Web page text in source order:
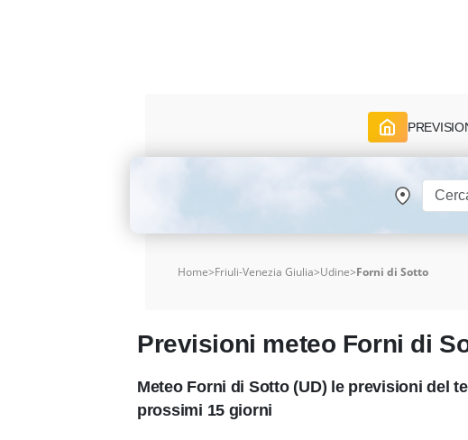
Home>Friuli-Venezia Giulia>Udine>Forni di Sotto
Previsioni meteo Forni di
Meteo Forni di Sotto (UD) le previsioni del
prossimi 15 giorni